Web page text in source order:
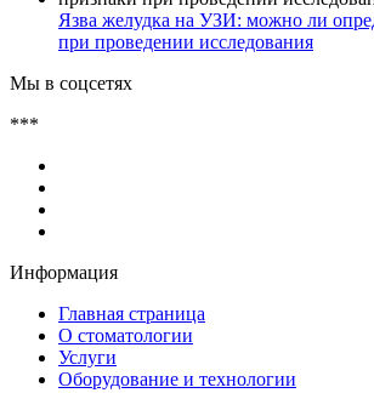
Язва желудка на УЗИ: можно ли
при проведении исследования
Мы в соцсетях
***
Информация
Главная страница
О стоматологии
Услуги
Оборудование и технологии